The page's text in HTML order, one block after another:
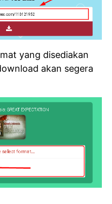
yang disediakan
akan segera